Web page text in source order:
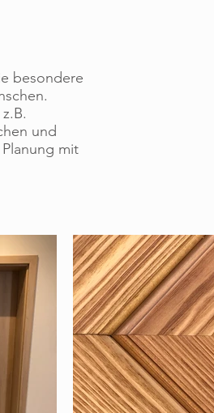
besondere
und
mit